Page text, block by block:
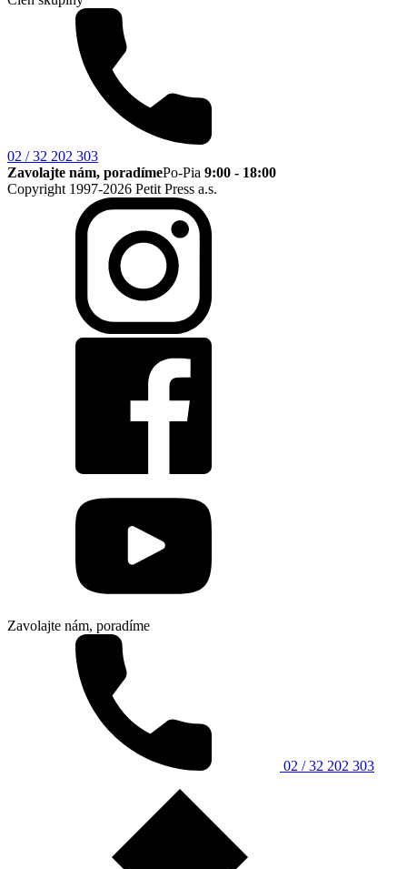
02 / 32 202 303
Zavolajte nám, poradímePo-Pia 9:00 - 18:00
Copyright 1997-2026 Petit Press a.s.
Zavolajte nám, poradíme
02 / 32 202 303